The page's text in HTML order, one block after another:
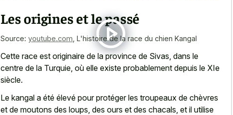
Les origines et le passé
Source: youtube.com L'histoire de la race du chien Kangal
Cette race est originaire de la province de Sivas, dans le
centre de la Turquie, où elle existe probablement depuis le XIe
siècle.
Le kangal a été élevé pour protéger les troupeaux de chèvres
et de moutons des loups, des ours et des chacals, et il utilise